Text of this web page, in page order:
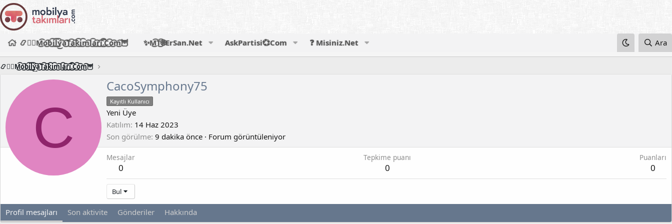
📿🧙‍♂️M͜͡o͜͡b͜͡i͜͡l͜͡y͜͡a͜͡T͜͡a͜͡k͜͡i͜͡m͜͡l͜͡a͜͡r͜͡i͜͡.͜͡C͜͡o͜͡m͜͡🦉 ✨M͜͡T͜͡🌐ErSan.Net AskPartisi💞Com ❓ Misiniz.Net Ara
📿🧙‍♂️M͜͡o͜͡b͜͡i͜͡l͜͡y͜͡a͜͡T͜͡a͜͡k͜͡i͜͡m͜͡l͜͡a͜͡r͜͡i͜͡.͜͡C͜͡o͜͡m͜͡🦉
C
CacoSymphony75
Kayıtlı Kullanıcı
Yeni Üye
Katılım 14 Haz 2023
Son görülme 9 dakika önce · Forum görüntüleniyor
Mesajlar
0
Tepkime puanı
0
Puanları
0
Bul
Profil mesajları Son aktivite Gönderiler Hakkında